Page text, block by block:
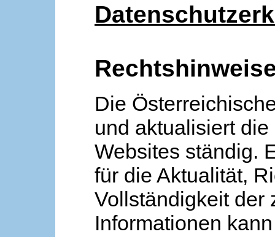
Die
und aktualisiert
Websites ständig.
für die Aktualität,
Vollständigkeit der
Informationen